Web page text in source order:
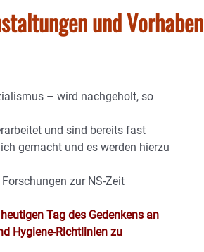
und Vorhaben
– wird nachgeholt, so
und sind bereits fast
gemacht und es werden hierzu
zur NS-Zeit
Tag des Gedenkens an
Hygiene-Richtlinien zu